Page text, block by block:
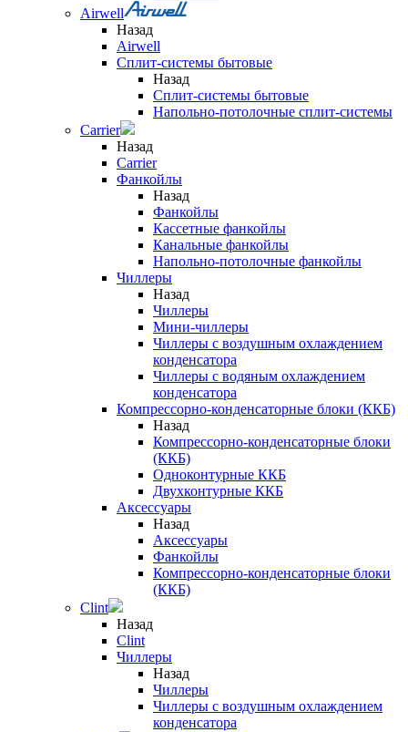
Airwell
Назад
Airwell
Сплит-системы бытовые
Назад
Сплит-системы бытовые
Напольно-потолочные сплит-системы
Carrier
Назад
Carrier
Фанкойлы
Назад
Фанкойлы
Кассетные фанкойлы
Канальные фанкойлы
Напольно-потолочные фанкойлы
Чиллеры
Назад
Чиллеры
Мини-чиллеры
Чиллеры с воздушным охлаждением
конденсатора
Чиллеры с водяным охлаждением
конденсатора
Компрессорно-конденсаторные блоки (ККБ)
Назад
Компрессорно-конденсаторные блоки
(ККБ)
Одноконтурные ККБ
Двухконтурные ККБ
Аксессуары
Назад
Аксессуары
Фанкойлы
Компрессорно-конденсаторные блоки
(ККБ)
Clint
Назад
Clint
Чиллеры
Назад
Чиллеры
Чиллеры с воздушным охлаждением
конденсатора